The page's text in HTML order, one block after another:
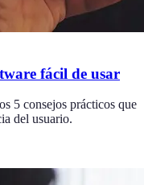
fácil de usar
5 consejos prácticos que
del usuario.